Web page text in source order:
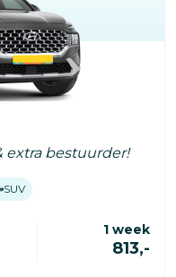
extra bestuurder!
SUV
1 week
813,-